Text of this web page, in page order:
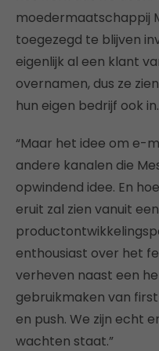
moedermaatschappij
toegezegd te blijven
eigenlijk al een klant
overnamen, dus ze
hun eigen bedrijf ook in.
“Maar het idee om e-
andere kanalen die
opwindend idee. En
eruit zal zien vanuit een
enthousiast over het
verheven naast een
gebruikmaken van
en push. We zijn echt
wachten staat.”